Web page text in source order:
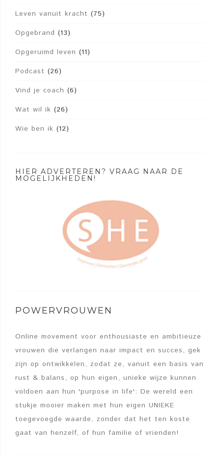
Leven vanuit kracht (75)
Opgebrand (13)
Opgeruimd leven (11)
Podcast (26)
Vind je coach (6)
Wat wil ik (26)
Wie ben ik (12)
HIER ADVERTEREN? VRAAG NAAR DE
MOGELIJKHEDEN!
POWERVROUWEN
Online movement voor enthousiaste en ambitieuze
vrouwen die verlangen naar impact en succes, gek
zijn op ontwikkelen, zodat ze, vanuit een basis van
rust & balans, op hun eigen, unieke wijze kunnen
voldoen aan hun 'purpose in life': De wereld een
stukje mooier maken met hun eigen UNIEKE
toegevoegde waarde, zonder dat het ten koste
gaat van henzelf, of hun familie of vrienden!